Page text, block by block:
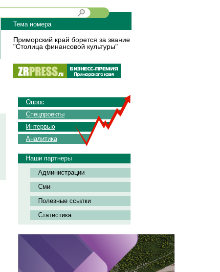
Тема номера
Приморский край борется за звание
"Столица финансовой культуры"
Опрос
Спецпроекты
Интервью
Аналитика
Наши партнеры
Администрации
Сми
Полезные ссылки
Статистика